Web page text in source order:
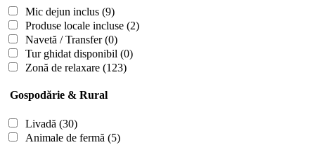
Mic dejun inclus (9)
Produse locale incluse (2)
Navetă / Transfer(0)
Tur ghidat disponibil (0)
Zonă de relaxare (123)
Gospodărie & Rural
Livadă (30)
Animale de fermă (5)